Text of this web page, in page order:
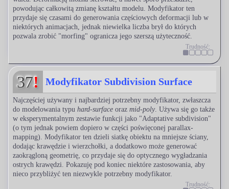
Trudność:
powodując całkowitą zmianę kształtu modelu. Modyfikator ten
przydaje się czasami do generowania częściowych deformacji lub w
niektórych animacjach, jednak niewielka liczba brył do których
pozwala zrobić "morfing" ogranicza jego szerszą użyteczność.
37!
Trudność:
Modyfikator Subdivision Surface
Najczęściej używany i najbardziej potrzebny modyfikator, zwłaszcza
do modelowania typu hard-surface oraz mid-poly . Używa się go także
w eksperymentalnym zestawie funkcji jako "Adaptative subdivision"
(o tym jednak powiem dopiero w części poświęconej parallax-
mapping). Modyfikator ten dzieli siatkę obiektu na mniejsze ściany,
dodając krawędzie i wierzchołki, a dodatkowo może generować
zaokrągloną geometrię, co przydaje się do optycznego wygładzania
ostrych krawędzi. Pokazuję pod koniec niektóre zastosowania, aby
nieco przybliżyć ten niezwykle potrzebny modyfikator.